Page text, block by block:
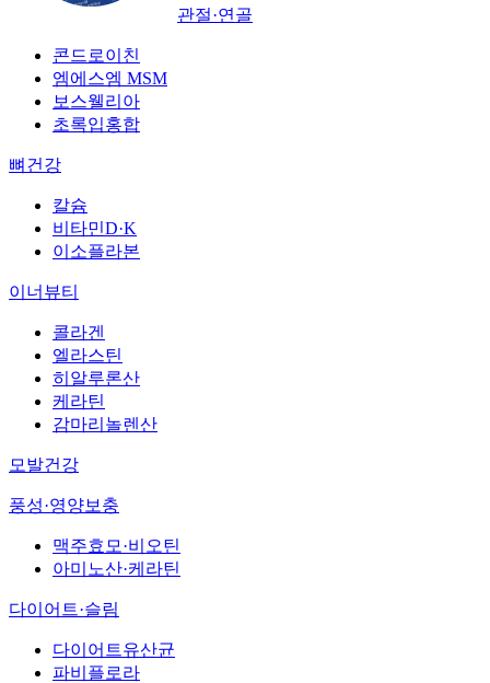
관절·연골
콘드로이친
엠에스엠 MSM
보스웰리아
초록입홍합
뼈건강
칼슘
비타민D·K
이소플라본
이너뷰티
콜라겐
엘라스틴
히알루론산
케라틴
감마리놀렌산
모발건강
풍성·영양보충
맥주효모·비오틴
아미노산·케라틴
다이어트·슬림
다이어트유산균
파비플로라